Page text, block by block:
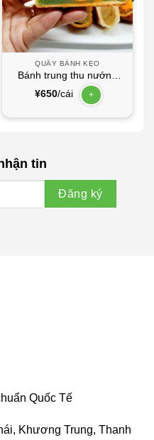
QUẦY BÁNH KẸO
Bánh trung thu nướng
hạt sen 1 trứng
¥650/cái +
tin
Quốc Tế
Khương Trung, Thanh